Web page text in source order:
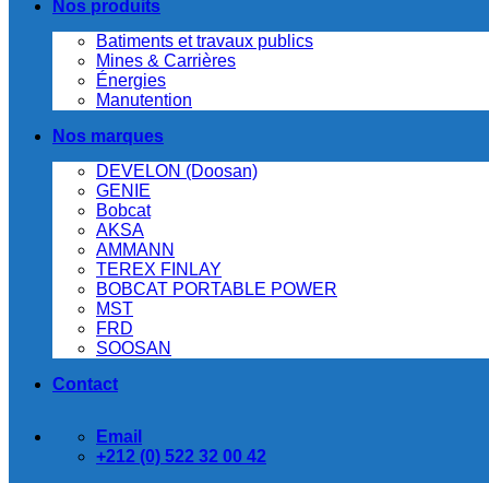
Nos produits
Batiments et travaux publics
Mines & Carrières
Énergies
Manutention
Nos marques
DEVELON (Doosan)
GENIE
Bobcat
AKSA
AMMANN
TEREX FINLAY
BOBCAT PORTABLE POWER
MST
FRD
SOOSAN
Contact
Email
+212 (0) 522 32 00 42